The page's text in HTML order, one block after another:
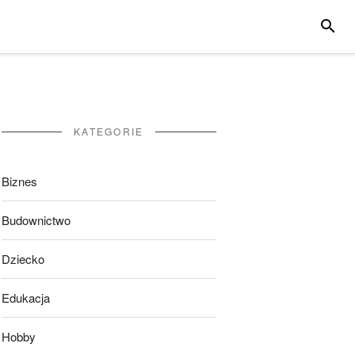
KATEGORIE
Biznes
Budownictwo
Dziecko
Edukacja
Hobby